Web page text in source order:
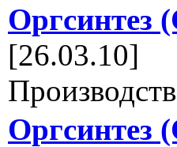
Оргсинтез
[26.03.10]
Оргсинтез